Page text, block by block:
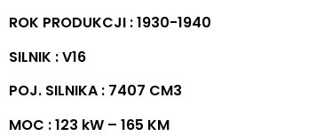
ROK PRODUKCJI : 1930-1940
SILNIK : V16
POJ. SILNIKA : 7407 CM3
MOC : 123 kW – 165 KM